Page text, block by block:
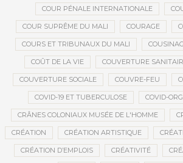
COUR PÉNALE INTERNATIONALE
COUR SUPRÊME DU MALI COURAGE
COURS ET TRIBUNAUX DU MALI
COÛT DE LA VIE COUVERTURE
COUVERTURE SOCIALE COUVRE-FEU
COVID-19 ET TUBERCULOSE COVID-
CRÂNES COLONIAUX MUSÉE DE L'HOMME
CRÉATION CRÉATION ARTISTIQUE
CRÉATION D’EMPLOIS CRÉATIVITÉ